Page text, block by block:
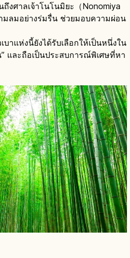
งศาลเจ้าโนโนมิยะ（Nonomiya
ามลมอย่างร่มรื่น ช่วยมอบความผ่อน
บาแห่งนี้ยังได้รับเลือกให้เป็นหนึ่งใน
และถือเป็นประสบการณ์พิเศษที่หา